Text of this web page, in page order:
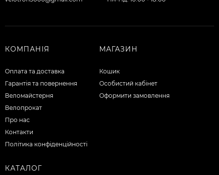
КОМПАНІЯ
Оплата та доставка
Гарантія та повернення
Веломайстерня
Велопрокат
Про нас
Контакти
Політика конфіденційності
МАГАЗИН
Кошик
Особистий кабінет
Оформити замовлення
КАТАЛОГ